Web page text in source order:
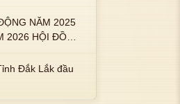
NĂM 2025
ĐỒNG
Đắk Lắk đầu